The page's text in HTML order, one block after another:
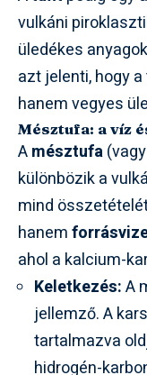
vulkáni
üledékes
azt jelenti, hogy
hanem vegyes
Mésztufa: a víz
Amésztufa
különbözik a
mind
hanem
ahol a kalcium-
Keletkezés:A
jellemző. A
tartalmazva
hidrogén-